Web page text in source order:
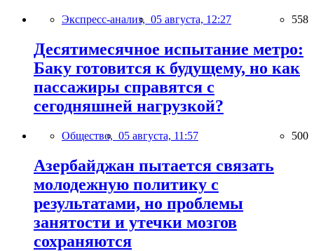
Экспресс-анализ, 05 августа, 12:27 558
Десятимесячное испытание метро:
Баку готовится к будущему, но как
пассажиры справятся с
сегодняшней нагрузкой?
Общество, 05 августа, 11:57 500
Азербайджан пытается связать
молодежную политику с
результатами, но проблемы
занятости и утечки мозгов
сохраняются